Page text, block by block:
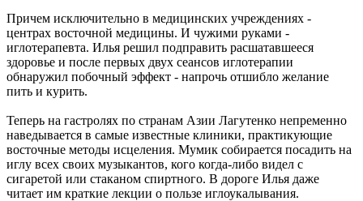
Причем исключительно в медицинских учреждениях -
центрах восточной медицины. И чужими руками -
иглотерапевта. Илья решил подправить расшатавшееся
здоровье и после первых двух сеансов иглотерапии
обнаружил побочный эффект - напрочь отшибло желание
пить и курить.
Теперь на гастролях по странам Азии Лагутенко непременно
наведывается в самые известные клиники, практикующие
восточные методы исцеления. Мумик собирается посадить на
иглу всех своих музыкантов, кого когда-либо видел с
сигаретой или стаканом спиртного. В дороге Илья даже
читает им краткие лекции о пользе иглоукалывания.